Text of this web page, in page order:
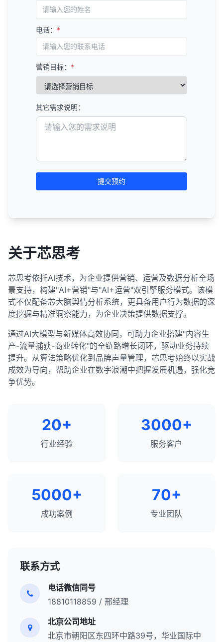
电话： *
营销目标： *
其它需求说明：
提交预约
关于芯思考
芯思考依托AI技术，为企业提供营销、运营及数据分析全场
景支持，构建"AI+营销"与"AI+运营"双引擎服务模式。该模
式不仅配备芯大脑舆情分析系统，更具备用户行为数据的深
度挖掘与精准洞察能力，为企业决策提供数据支撑。
通过AI大模型与新媒体高效协同，可助力企业搭建"内容生
产-流量捕获-商业转化"的全链路增长闭环，驱动业务持续
提升。从算法策略优化到品牌声量管理，芯思考始终以实战
成效为导向，帮助企业在数字浪潮中把握发展机遇，强化竞
争优势。
20+
行业经验
3000+
服务客户
5000+
成功案例
70+
专业团队
联系方式
电话微信同号
18810118859 / 邢经理
北京公司地址
北京市朝阳区东四环中路39号，华业国际中